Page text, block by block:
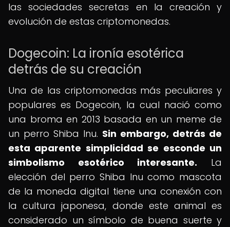
las sociedades secretas en la creación y
evolución de estas criptomonedas.
Dogecoin: La ironía esotérica
detrás de su creación
Una de las criptomonedas más peculiares y
populares es Dogecoin, la cual nació como
una broma en 2013 basada en un meme de
un perro Shiba Inu. Sin embargo, detrás de
esta aparente simplicidad se esconde un
simbolismo esotérico interesante. La
elección del perro Shiba Inu como mascota
de la moneda digital tiene una conexión con
la cultura japonesa, donde este animal es
considerado un símbolo de buena suerte y